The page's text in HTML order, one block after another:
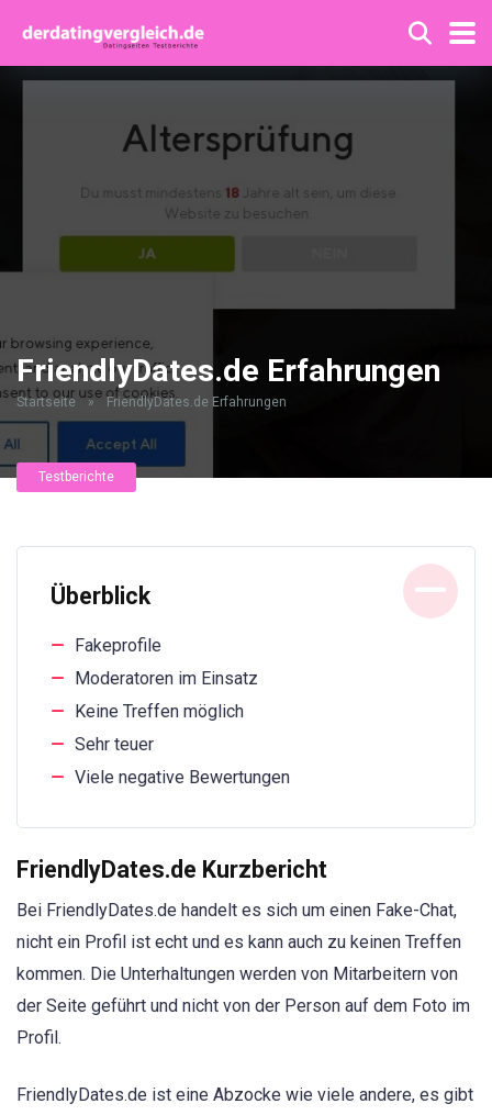
FriendlyDates.de Erfahrungen
Startseite » FriendlyDates.de Erfahrungen
Testberichte
Überblick
Fakeprofile
Moderatoren im Einsatz
Keine Treffen möglich
Sehr teuer
Viele negative Bewertungen
FriendlyDates.de Kurzbericht
Bei FriendlyDates.de handelt es sich um einen Fake-Chat,
nicht ein Profil ist echt und es kann auch zu keinen Treffen
kommen. Die Unterhaltungen werden von Mitarbeitern von
der Seite geführt und nicht von der Person auf dem Foto im
Profil.
FriendlyDates.de ist eine Abzocke wie viele andere, es gibt